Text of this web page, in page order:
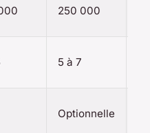
250 000
5 à 7
Optionnelle